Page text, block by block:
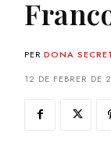
PER DONA
12 DE FEBRER DE